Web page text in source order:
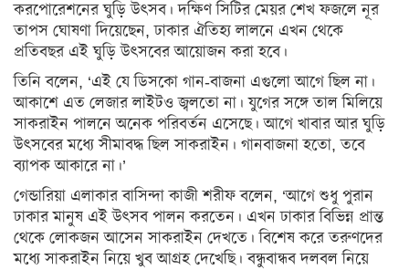
অন্যরকম
ইতিহাস
ও
ঐতিহ্য
মনীষীদের
কথা
ভ্রমণ
রঙ্গরস
মতামত
করপোরেশনের ঘুড়ি উৎসব। দক্ষিণ সিটির মেয়র শেখ ফজলে নূর
তাপস ঘোষণা দিয়েছেন, ঢাকার ঐতিহ্য লালনে এখন থেকে
প্রতিবছর এই ঘুড়ি উৎসবের আয়োজন করা হবে।
তিনি বলেন, ‘এই যে ডিসকো গান-বাজনা এগুলো আগে ছিল না।
আকাশে এত লেজার লাইটও জ্বলতো না। যুগের সঙ্গে তাল মিলিয়ে
সাকরাইন পালনে অনেক পরিবর্তন এসেছে। আগে খাবার আর ঘুড়ি
উৎসবের মধ্যে সীমাবদ্ধ ছিল সাকরাইন। গানবাজনা হতো, তবে
ব্যাপক আকারে না।’
গেন্ডারিয়া এলাকার বাসিন্দা কাজী শরীফ বলেন, ‘আগে শুধু পুরান
ঢাকার মানুষ এই উৎসব পালন করতেন। এখন ঢাকার বিভিন্ন প্রান্ত
থেকে লোকজন আসেন সাকরাইন দেখতে। বিশেষ করে তরুণদের
মধ্যে সাকরাইন নিয়ে খুব আগ্রহ দেখেছি। বন্ধুবান্ধব দলবল নিয়ে